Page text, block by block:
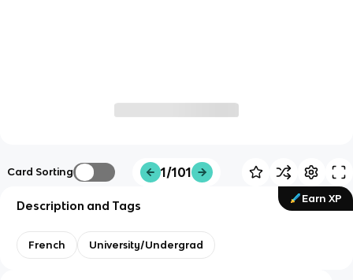
Card Sorting 1/101
Earn XP
Description and Tags
French University/Undergrad